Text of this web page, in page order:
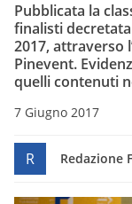
Pubblicata la
finalisti
2017, attraverso
Pinevent.
quelli contenuti
7 Giugno 2017
R Redazione